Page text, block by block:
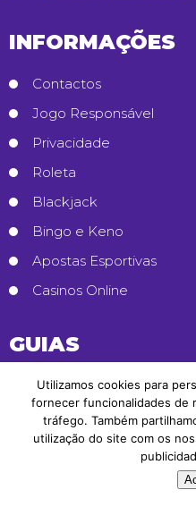
INFORMAÇÕES
Contactos
Jogo Responsável
Privacidade
Roleta
Blackjack
Bingo e Keno
Apostas Esportivas
Casinos Online
GUIAS
Arbitragem
Handicaps
Martingale
Utilizamos cookies para
fornecer funcionalidades de
tráfego. Também
utilização do site com os